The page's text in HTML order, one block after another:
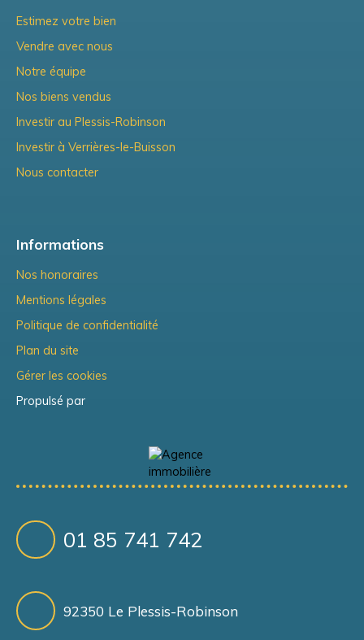
Estimez votre bien
Vendre avec nous
Notre équipe
Nos biens vendus
Investir au Plessis-Robinson
Investir à Verrières-le-Buisson
Nous contacter
Informations
Nos honoraires
Mentions légales
Politique de confidentialité
Plan du site
Gérer les cookies
Propulsé par
01 85 741 742
92350 Le Plessis-Robinson